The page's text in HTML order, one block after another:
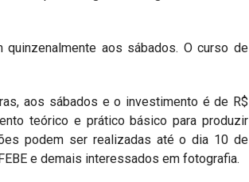
aos sábados. O curso de
aos sábados e o investimento é de R$
teórico e prático básico para produzir
podem ser realizadas até o dia 10 de
e demais interessados em fotografia.